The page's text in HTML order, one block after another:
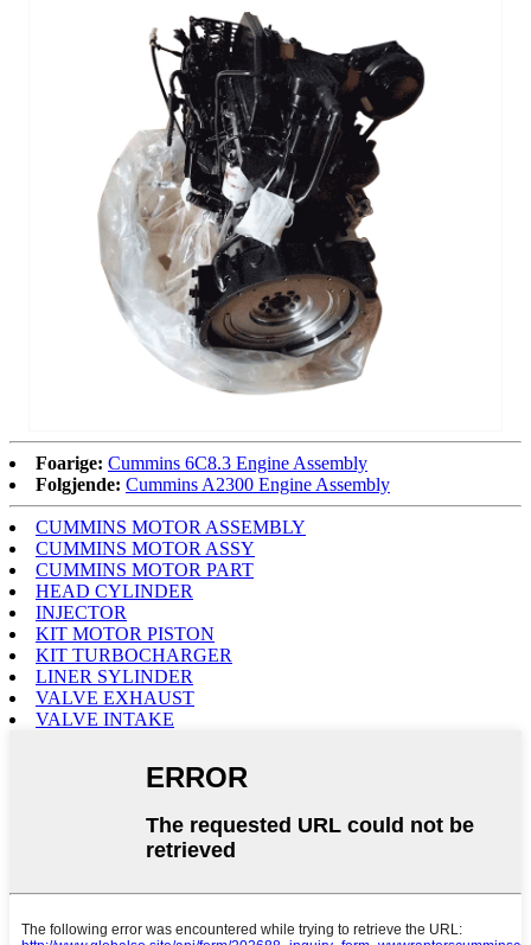
Foarige: Cummins 6C8.3 Engine Assembly
Folgjende: Cummins A2300 Engine Assembly
CUMMINS MOTOR ASSEMBLY
CUMMINS MOTOR ASSY
CUMMINS MOTOR PART
HEAD CYLINDER
INJECTOR
KIT MOTOR PISTON
KIT TURBOCHARGER
LINER SYLINDER
VALVE EXHAUST
VALVE INTAKE